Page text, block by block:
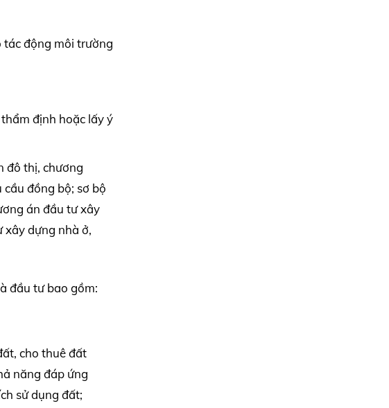
tác động môi trường
định hoặc lấy ý
đô thị, chương
đồng bộ; sơ bộ
án đầu tư xây
xây dựng nhà ở,
đầu tư bao gồm:
cho thuê đất
năng đáp ứng
sử dụng đất;